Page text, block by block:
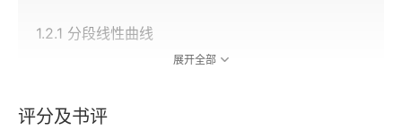
1.2.1 分段线性曲线
1.2.3 机器学习框架
展开全部
评分及书评